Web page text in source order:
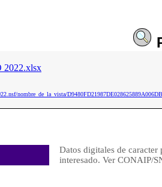
nombre_de_la_vista/
Datos digitales de
interesado. Ver CONAIP/